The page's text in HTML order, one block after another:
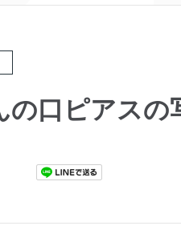
の口ピアスの